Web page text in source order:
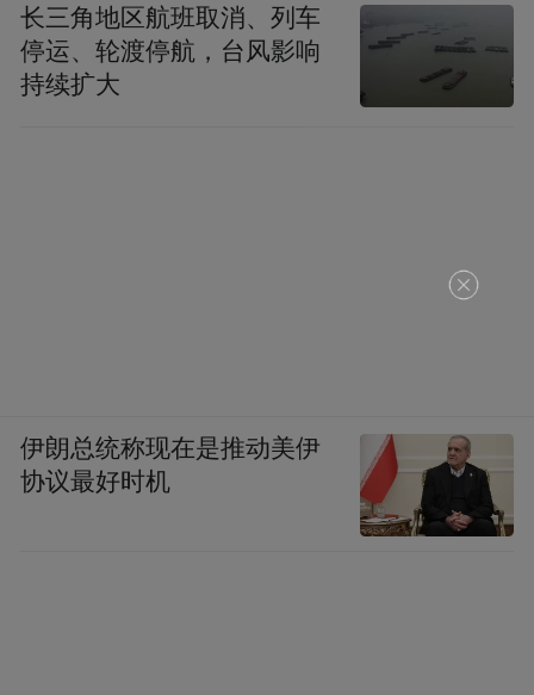
长三角地区航班取消、列车
停运、轮渡停航，台风影响
持续扩大
伊朗总统称现在是推动美伊
协议最好时机